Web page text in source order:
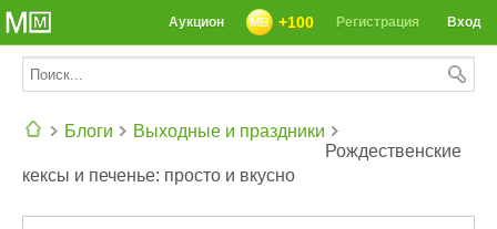
СЕГОДНЯ: 39142 РЕЦЕПТА
Вход
Регистрация
+100
Аукцион
Блоги
Выходные и праздники
Рождественские
кексы и печенье: просто и вкусно